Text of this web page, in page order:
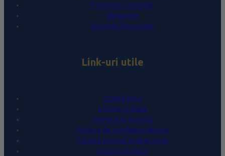
Povestea Leonidas
Magazine
Întrebări frecvente
Link-uri utile
Contul meu
Livrare și plată
Termeni și condiții
Politica de confidențialitate
Politica privind cookie-urile
Despre proiect